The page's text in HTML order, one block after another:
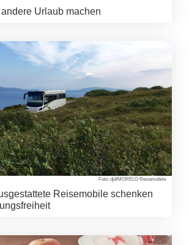
Urlaub machen
Foto: djd/MORELO Reisemobile
Reisemobile schenken